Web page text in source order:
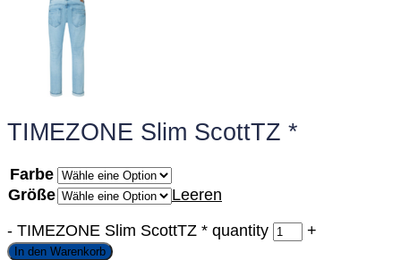
TIMEZONE Slim ScottTZ *
Farbe
Größe
Leeren
- TIMEZONE Slim ScottTZ * quantity +
In den Warenkorb